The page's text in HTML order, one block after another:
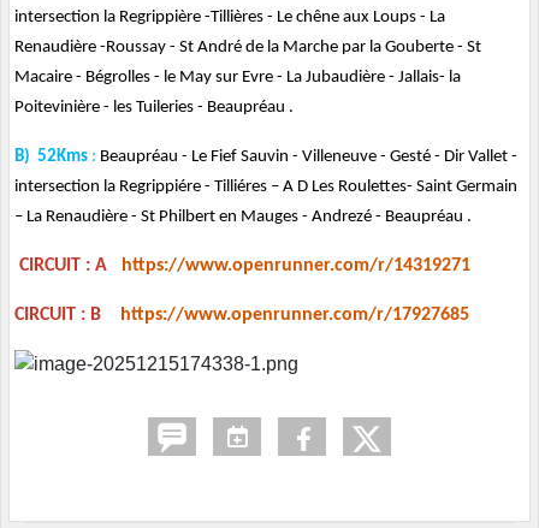
intersection la Regrippière -Tillières - Le chêne aux Loups - La
Renaudière -Roussay - St André de la Marche par la Gouberte - St
Macaire - Bégrolles - le May sur Evre - La Jubaudière - Jallais- la
Poitevinière - les Tuileries - Beaupréau .
B) 52Kms : Beaupréau - Le Fief Sauvin - Villeneuve - Gesté - Dir Vallet -
intersection la Regrippiére - Tilliéres – A D Les Roulettes- Saint Germain
– La Renaudière - St Philbert en Mauges - Andrezé - Beaupréau .
CIRCUIT : A https://www.openrunner.com/r/14319271
CIRCUIT : B https://www.openrunner.com/r/17927685